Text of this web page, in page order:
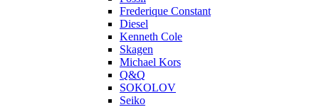
Frederique Constant
Diesel
Kenneth Cole
Skagen
Michael Kors
Q&Q
SOKOLOV
Seiko